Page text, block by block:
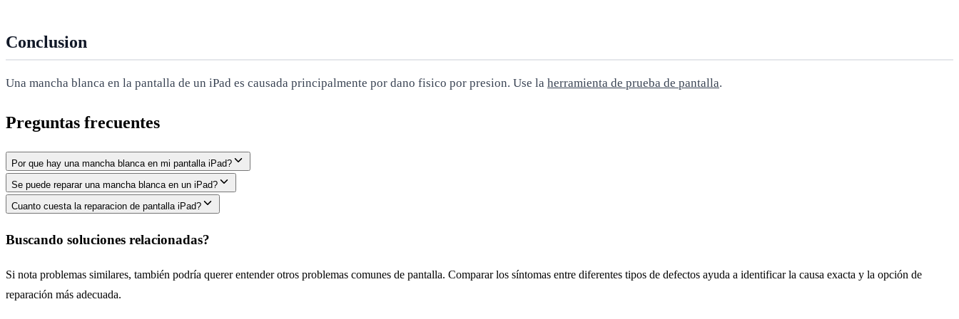
Conclusion
Una mancha blanca en la pantalla de un iPad es causada principalmente por dano fisico por presion. Use la herramienta de prueba de pantalla.
Preguntas frecuentes
Por que hay una mancha blanca en mi pantalla iPad?
Se puede reparar una mancha blanca en un iPad?
Cuanto cuesta la reparacion de pantalla iPad?
Buscando soluciones relacionadas?
Si nota problemas similares, también podría querer entender otros problemas comunes de pantalla. Comparar los síntomas entre diferentes tipos de defectos ayuda a identificar la causa exacta y la opción de
reparación más adecuada.